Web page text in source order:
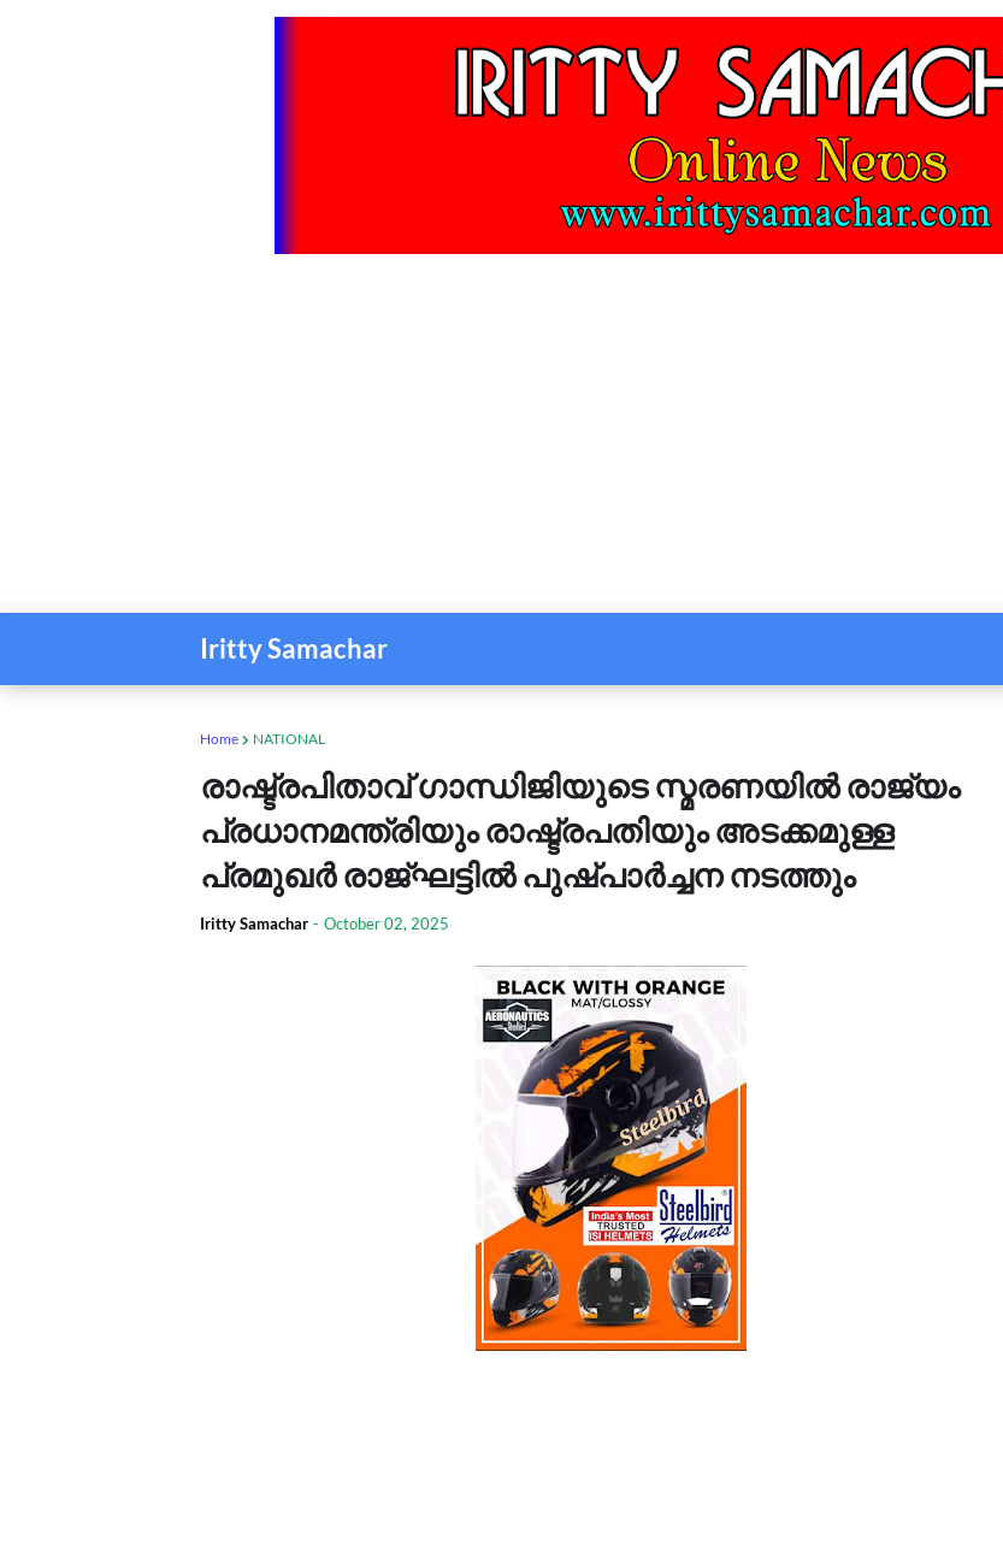
Iritty Samachar
Home NATIONAL
രാഷ്ട്രപിതാവ് ഗാന്ധിജിയുടെ സ്മരണയില്‍ രാജ്യം
പ്രധാനമന്ത്രിയും രാഷ്ട്രപതിയും അടക്കമുള്ള
പ്രമുഖര്‍ രാജ്ഘട്ടില്‍ പുഷ്പാര്‍ച്ചന നടത്തും
Iritty Samachar - October 02, 2025